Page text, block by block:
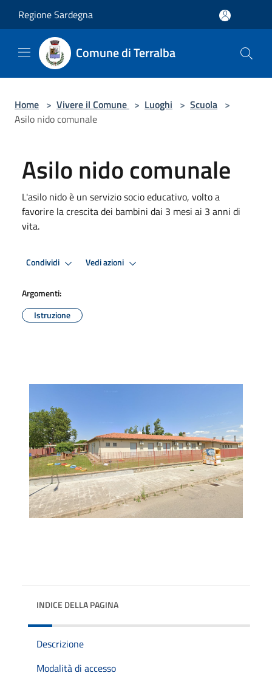
Regione Sardegna
Comune di Terralba
Home > Vivere il Comune > Luoghi > Scuola >
Asilo nido comunale
Asilo nido comunale
L'asilo nido è un servizio socio educativo, volto a
favorire la crescita dei bambini dai 3 mesi ai 3 anni di
vita.
Condividi Vedi azioni
Argomenti:
Istruzione
INDICE DELLA PAGINA
Descrizione
Modalità di accesso